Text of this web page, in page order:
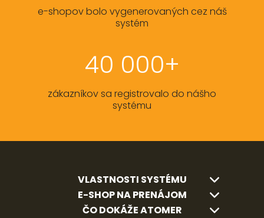
e-shopov bolo vygenerovaných cez náš
systém
40 000+
zákazníkov sa registrovalo do nášho
systému
VLASTNOSTI SYSTÉMU
E-SHOP NA PRENÁJOM
ČO DOKÁŽE ATOMER